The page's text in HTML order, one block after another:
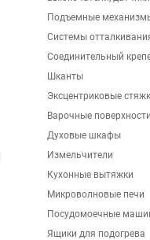
Подъемные
Системы
Соединительный
Шканты
Эксцентриковые
Варочные поверхности
Духовые шкафы
Измельчители
Кухонные вытяжки
Микроволновые печи
Посудомоечные
Ящики для подогрева